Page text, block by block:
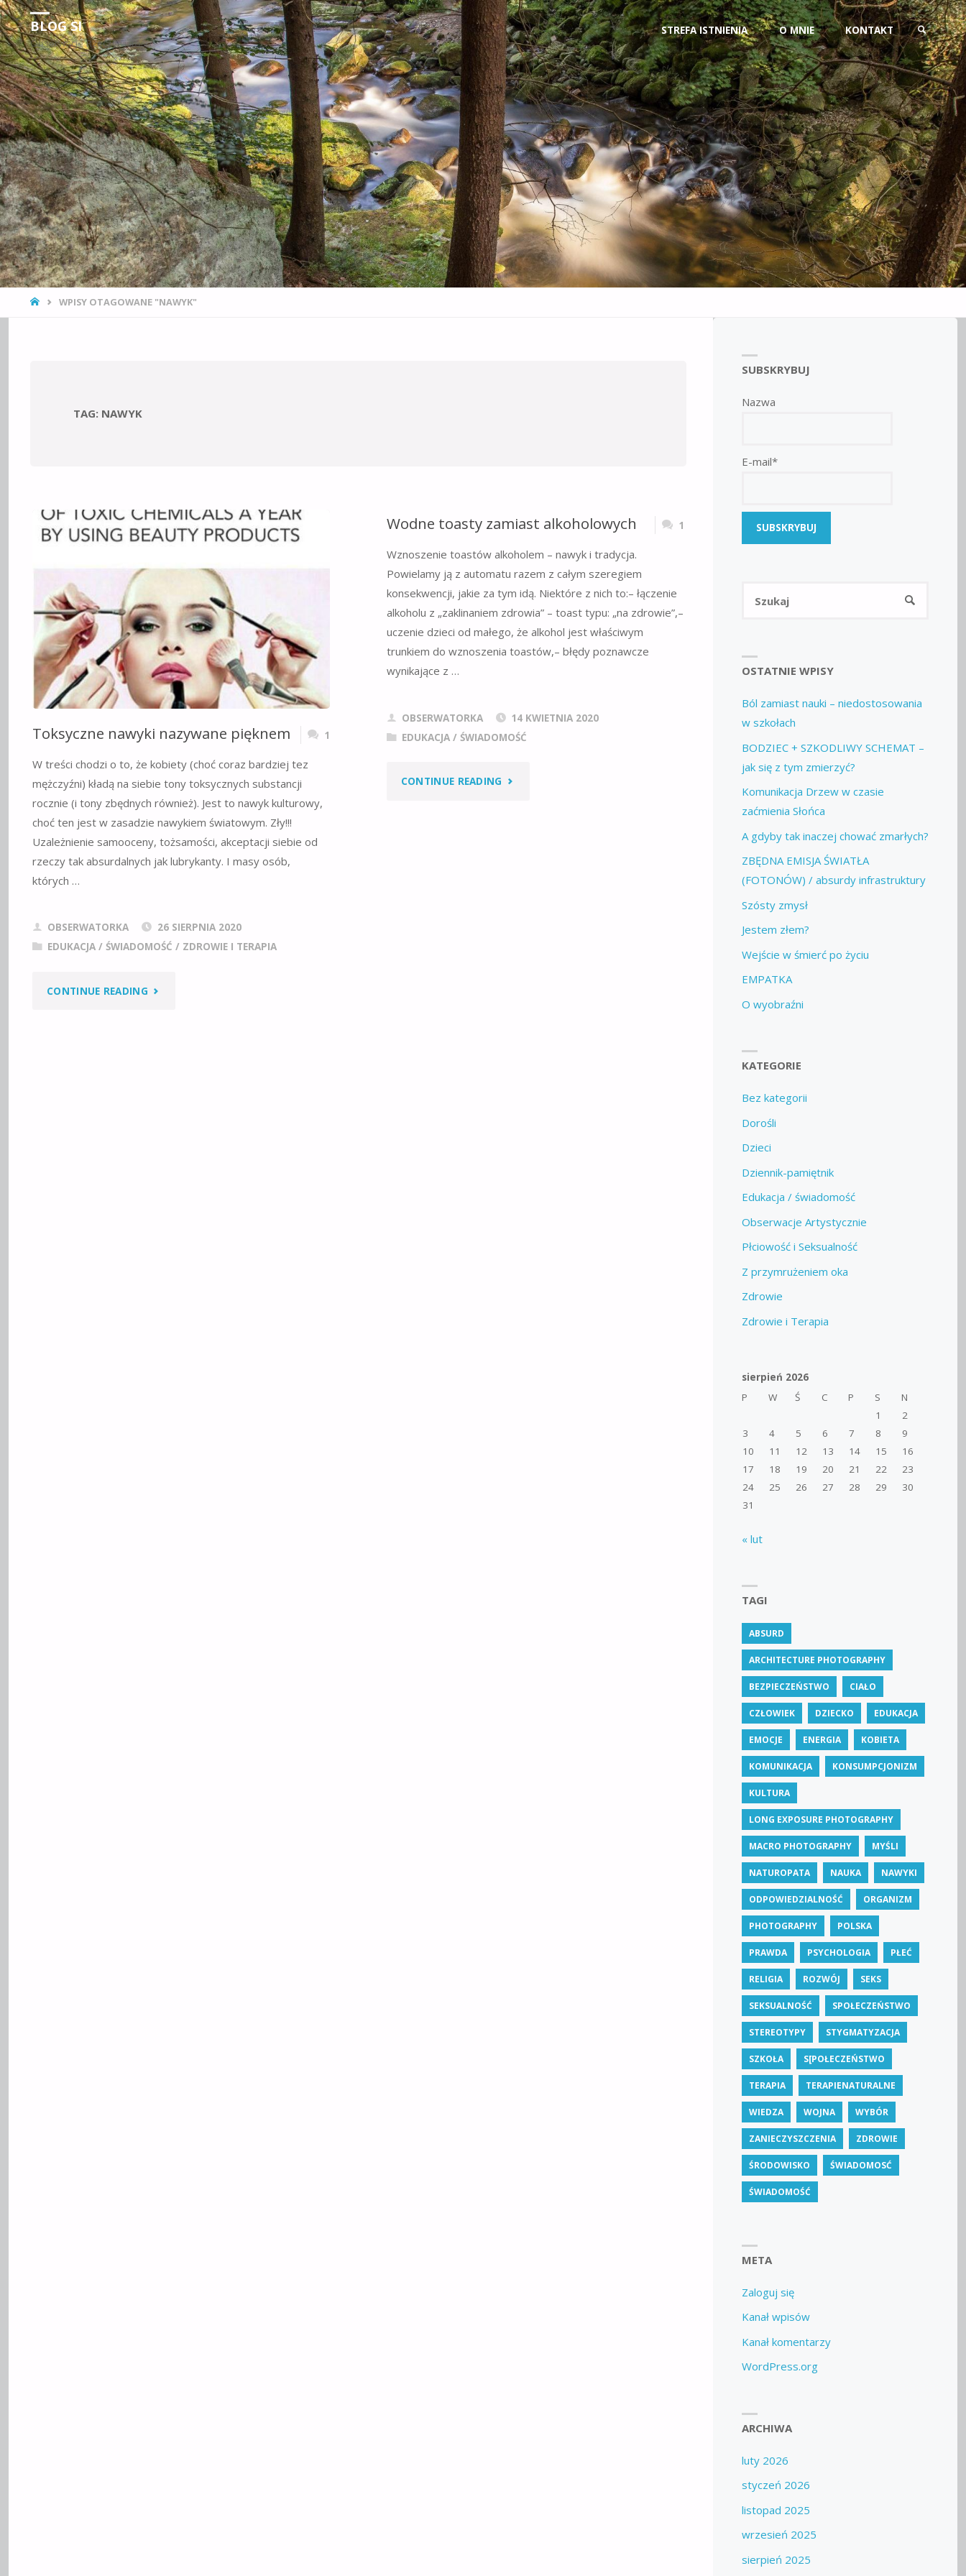
BLOG SI
Obserwacje Rzeczywistości
Przejdź
do
treści
STREFA ISTNIENIA O MNIE KONTAKT
SZUKAJ
STRONA
WPISY OTAGOWANE "NAWYK"
TAG: NAWYK
Toksyczne nawyki nazywane pięknem 1
W treści chodzi o to, że kobiety (choć coraz bardziej tez
mężczyźni) kładą na siebie tony toksycznych substancji
rocznie (i tony zbędnych również). Jest to nawyk kulturowy,
choć ten jest w zasadzie nawykiem światowym. Zły!!!
Uzależnienie samooceny, tożsamości, akceptacji siebie od
rzeczy tak absurdalnych jak lubrykanty. I masy osób,
których …
OBSERWATORKA
26 SIERPNIA 2020
EDUKACJA / ŚWIADOMOŚĆ / ZDROWIE I TERAPIA
CONTINUE READING"TOKSYCZNE
Wodne toasty zamiast alkoholowych 1
Wznoszenie toastów alkoholem – nawyk i tradycja.
Powielamy ją z automatu razem z całym szeregiem
konsekwencji, jakie za tym idą. Niektóre z nich to:– łączenie
alkoholu z „zaklinaniem zdrowia” – toast typu: „na zdrowie”,–
uczenie dzieci od małego, że alkohol jest właściwym
trunkiem do wznoszenia toastów,– błędy poznawcze
wynikające z …
OBSERWATORKA
14 KWIETNIA 2020
EDUKACJA / ŚWIADOMOŚĆ
CONTINUE READING "WODNE
SUBSKRYBUJ
Nazwa
E-mail*
SZUKAJ
OSTATNIE WPISY
Ból zamiast nauki – niedostosowania
w szkołach
BODZIEC + SZKODLIWY SCHEMAT –
jak się z tym zmierzyć?
Komunikacja Drzew w czasie
zaćmienia Słońca
A gdyby tak inaczej chować zmarłych?
ZBĘDNA EMISJA ŚWIATŁA
(FOTONÓW) / absurdy infrastruktury
Szósty zmysł
Jestem złem?
Wejście w śmierć po życiu
EMPATKA
O wyobraźni
KATEGORIE
Bez kategorii
Dorośli
Dzieci
Dziennik-pamiętnik
Edukacja / świadomość
Obserwacje Artystycznie
Płciowość i Seksualność
Z przymrużeniem oka
Zdrowie
Zdrowie i Terapia
sierpień 2026
P
W Ś C P S
N
1
2
3
4 5 6 7 8
9
10
11 12 13 14 15
16
17
18 19 20 21 22
23
24
25 26 27 28 29
30
31
« lut
TAGI
ABSURD
ARCHITECTURE PHOTOGRAPHY
BEZPIECZEŃSTWO CIAŁO
CZŁOWIEK DZIECKO EDUKACJA
EMOCJE ENERGIA KOBIETA
KOMUNIKACJA KONSUMPCJONIZM
KULTURA
LONG EXPOSURE PHOTOGRAPHY
MACRO PHOTOGRAPHY MYŚLI
NATUROPATA NAUKA NAWYKI
ODPOWIEDZIALNOŚĆ ORGANIZM
PHOTOGRAPHY POLSKA
PRAWDA PSYCHOLOGIA PŁEĆ
RELIGIA ROZWÓJ SEKS
SEKSUALNOŚĆ SPOŁECZEŃSTWO
STEREOTYPY STYGMATYZACJA
SZKOŁA S[POŁECZEŃSTWO
TERAPIA TERAPIENATURALNE
WIEDZA WOJNA WYBÓR
ZANIECZYSZCZENIA ZDROWIE
ŚRODOWISKO ŚWIADOMOSĆ
ŚWIADOMOŚĆ
META
Zaloguj się
Kanał wpisów
Kanał komentarzy
WordPress.org
ARCHIWA
luty 2026
styczeń 2026
listopad 2025
wrzesień 2025
sierpień 2025